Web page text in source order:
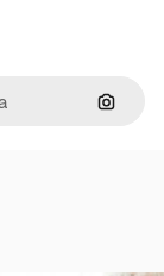
Cerca